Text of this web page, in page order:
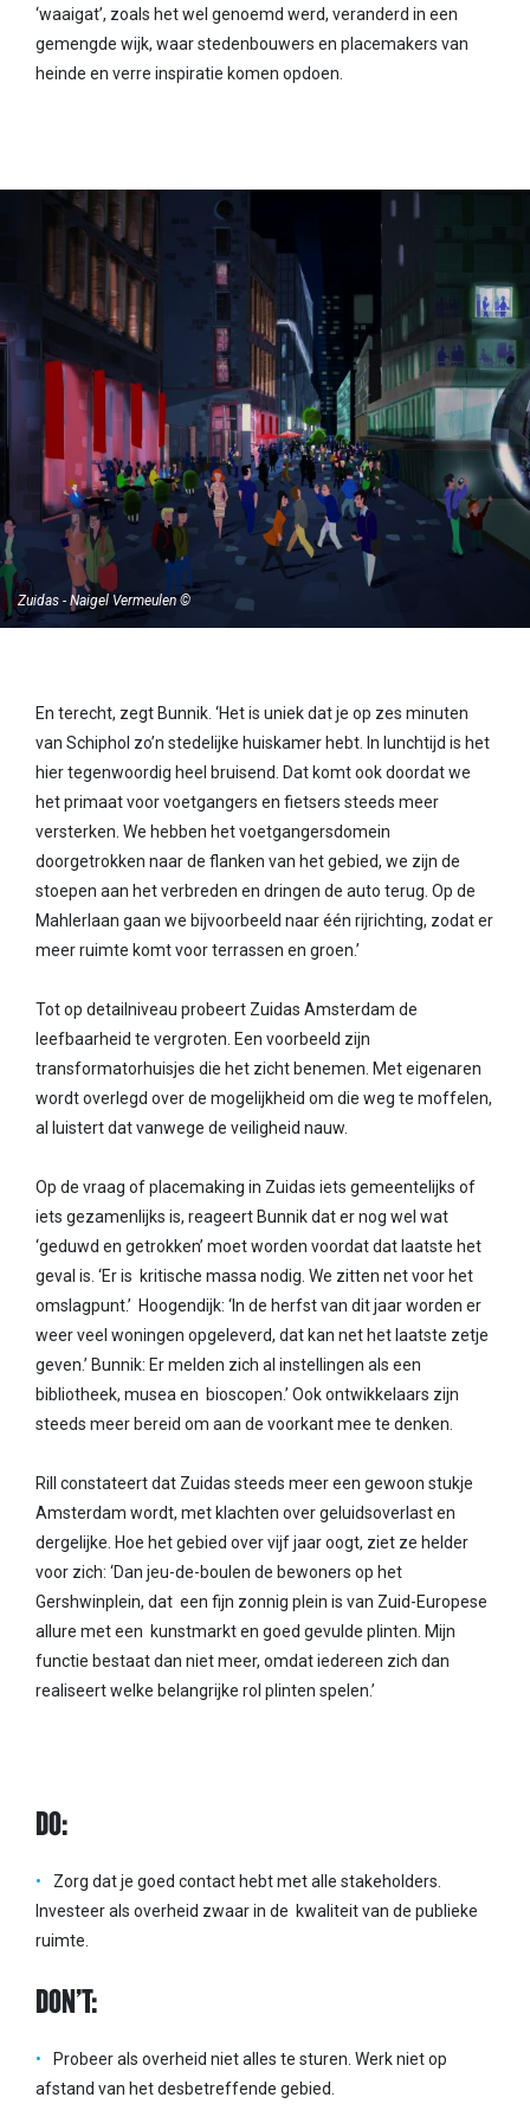
‘waaigat’, zoals het wel genoemd werd, veranderd in een
gemengde wijk, waar stedenbouwers en placemakers van
heinde en verre inspiratie komen opdoen.
Zuidas - Naigel Vermeulen ©
En terecht, zegt Bunnik. ‘Het is uniek dat je op zes minuten
van Schiphol zo’n stedelijke huiskamer hebt. In lunchtijd is het
hier tegenwoordig heel bruisend. Dat komt ook doordat we
het primaat voor voetgangers en fietsers steeds meer
versterken. We hebben het voetgangersdomein
doorgetrokken naar de flanken van het gebied, we zijn de
stoepen aan het verbreden en dringen de auto terug. Op de
Mahlerlaan gaan we bijvoorbeeld naar één rijrichting, zodat er
meer ruimte komt voor terrassen en groen.’
Tot op detailniveau probeert Zuidas Amsterdam de
leefbaarheid te vergroten. Een voorbeeld zijn
transformatorhuisjes die het zicht benemen. Met eigenaren
wordt overlegd over de mogelijkheid om die weg te moffelen,
al luistert dat vanwege de veiligheid nauw.
Op de vraag of placemaking in Zuidas iets gemeentelijks of
iets gezamenlijks is, reageert Bunnik dat er nog wel wat
‘geduwd en getrokken’ moet worden voordat dat laatste het
geval is. ‘Er is kritische massa nodig. We zitten net voor het
omslagpunt.’ Hoogendijk: ‘In de herfst van dit jaar worden er
weer veel woningen opgeleverd, dat kan net het laatste zetje
geven.’ Bunnik: Er melden zich al instellingen als een
bibliotheek, musea en bioscopen.’ Ook ontwikkelaars zijn
steeds meer bereid om aan de voorkant mee te denken.
Rill constateert dat Zuidas steeds meer een gewoon stukje
Amsterdam wordt, met klachten over geluidsoverlast en
dergelijke. Hoe het gebied over vijf jaar oogt, ziet ze helder
voor zich: ‘Dan jeu-de-boulen de bewoners op het
Gershwinplein, dat een fijn zonnig plein is van Zuid-Europese
allure met een kunstmarkt en goed gevulde plinten. Mijn
functie bestaat dan niet meer, omdat iedereen zich dan
realiseert welke belangrijke rol plinten spelen.’
DO:
Zorg dat je goed contact hebt met alle stakeholders.
Investeer als overheid zwaar in de kwaliteit van de publieke
ruimte.
DON’T:
Probeer als overheid niet alles te sturen. Werk niet op
afstand van het desbetreffende gebied.